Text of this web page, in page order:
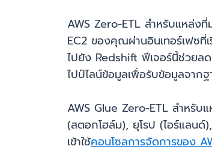
AWS Zero-ETL สำหรับแหล่ง
EC2 ของคุณผ่านอินเทอร์เฟซ
ไปยัง Redshift ฟีเจอร์นี้ช่วยลด
ไปป์ไลน์ข้อมูลเพื่อรับข้อมูลจา
AWS Glue Zero-ETL สำหรับ
(สตอกโฮล์ม), ยุโรป (ไอร์แลน
เข้าใช้คอนโซลการจัดการของ